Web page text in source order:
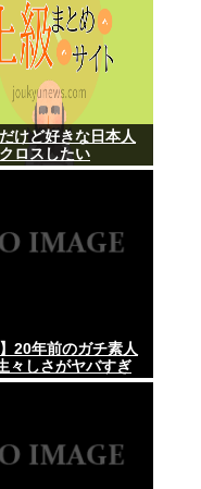
けど好きな日本人
ロスしたい
】20年前のガチ素人
々しさがヤバすぎ